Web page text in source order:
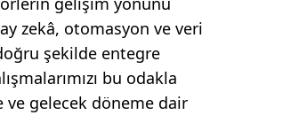
zekâ, otomasyon ve veri
şekilde entegre
bu odakla
gelecek döneme dair